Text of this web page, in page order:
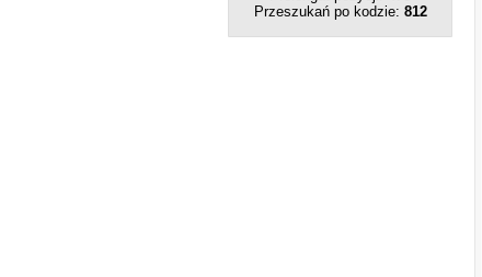
Przeszukań po kodzie: 812